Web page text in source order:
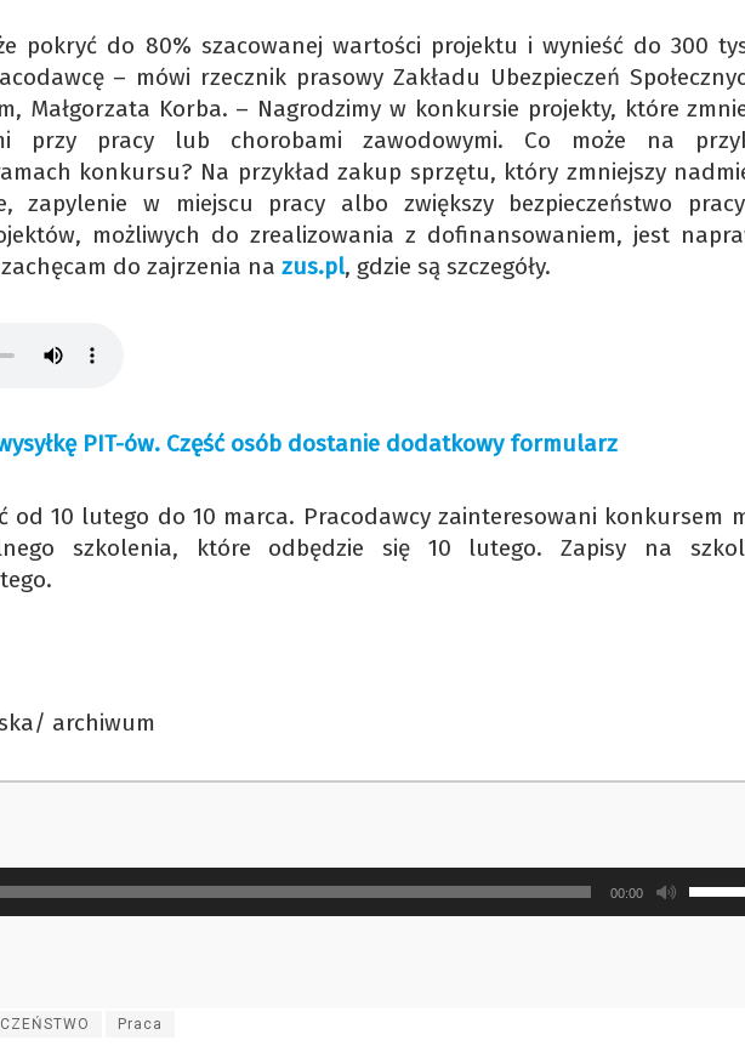
pokryć do 80% szacowanej wartości projektu i wynieść do 300
– mówi rzecznik prasowy Zakładu Ubezpieczeń
Małgorzata Korba. – Nagrodzimy w konkursie projekty, które
przy pracy lub chorobami zawodowymi. Co może na
konkursu? Na przykład zakup sprzętu, który zmniejszy
zapylenie w miejscu pracy albo zwiększy bezpieczeństwo
możliwych do zrealizowania z dofinansowaniem, jest
do zajrzenia na zus.pl, gdzie są szczegóły.
PIT-ów. Część osób dostanie dodatkowy formularz
od 10 lutego do 10 marca. Pracodawcy zainteresowani konkursem
szkolenia, które odbędzie się 10 lutego. Zapisy na
archiwum
00:00
Praca